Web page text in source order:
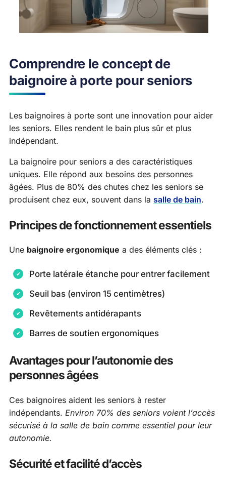
Comprendre le concept de
baignoire à porte pour seniors
Les baignoires à porte sont une innovation pour aider
les seniors. Elles rendent le bain plus sûr et plus
indépendant.
La baignoire pour seniors a des caractéristiques
uniques. Elle répond aux besoins des personnes
âgées. Plus de 80% des chutes chez les seniors se
produisent chez eux, souvent dans la salle de bain.
Principes de fonctionnement essentiels
Une baignoire ergonomique a des éléments clés :
Porte latérale étanche pour entrer facilement
Seuil bas (environ 15 centimètres)
Revêtements antidérapants
Barres de soutien ergonomiques
Avantages pour l’autonomie des
personnes âgées
Ces baignoires aident les seniors à rester
indépendants. Environ 70% des seniors voient l’accès
sécurisé à la salle de bain comme essentiel pour leur
autonomie.
Sécurité et facilité d’accès